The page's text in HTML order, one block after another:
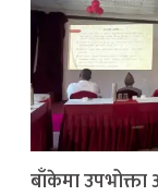
बाँकेमा उपभोक्ता